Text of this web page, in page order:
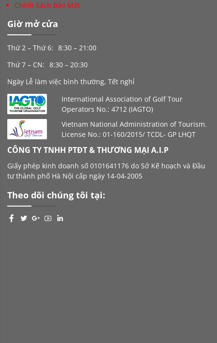
Chính Sách Bảo Mật
Giờ mở cửa
Thứ 2 – Thứ 6: 8:30 – 21:00
Thứ 7 – CN: 8:30 – 20:30
Ngày Lễ làm việc bình thường, Tết nghỉ
International Association of Golf Tour
Operators No.: 4712 (IAGTO)
Vietnam National Administration of Tourism.
License No.: 01-160/2015/ TCDL- GP LHQT
CÔNG TY TNHH PTĐT & THƯƠNG MẠI A.I.P
Giấy phép kinh doanh số 0101641176 do Sở Kế hoạch và Đầu
tư thành phố Hà Nội cấp ngày 14-04-2005
Theo dõi chúng tôi tại: